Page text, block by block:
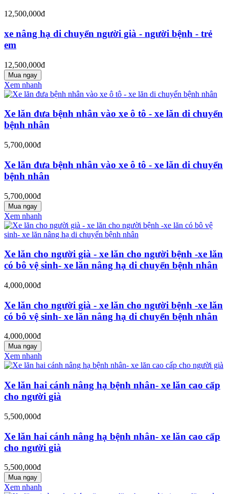
12,500,000đ
xe nâng hạ di chuyển người già - người bệnh - trẻ
em
12,500,000đ
Mua ngay
Xem nhanh
Xe lăn đưa bệnh nhân vào xe ô tô - xe lăn di chuyển
bệnh nhân
5,700,000đ
Xe lăn đưa bệnh nhân vào xe ô tô - xe lăn di chuyển
bệnh nhân
5,700,000đ
Mua ngay
Xem nhanh
Xe lăn cho người già - xe lăn cho người bệnh -xe lăn
có bô vệ sinh- xe lăn nâng hạ di chuyển bệnh nhân
4,000,000đ
Xe lăn cho người già - xe lăn cho người bệnh -xe lăn
có bô vệ sinh- xe lăn nâng hạ di chuyển bệnh nhân
4,000,000đ
Mua ngay
Xem nhanh
Xe lăn hai cánh nâng hạ bệnh nhân- xe lăn cao cấp
cho người già
5,500,000đ
Xe lăn hai cánh nâng hạ bệnh nhân- xe lăn cao cấp
cho người già
5,500,000đ
Mua ngay
Xem nhanh